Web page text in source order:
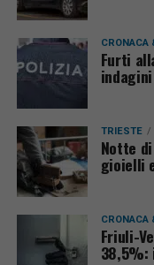
CRONACA
Furti
TRIESTE
Notte
gioielli
CRONACA
Friuli-
38,5%: